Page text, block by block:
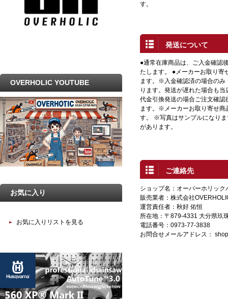
す。
発送について
●通常在庫商品は、ご入金確認
たします。 ●メーカーお取り寄
ます。※入金確認済の場合の
ります。発送が遅れた場合も
代金引換発送の場合ご注文確
ます。※メーカーお取り寄せ商
す。 ※写真はサンプルになり
があります。
ご連絡先
ショップ名：オーバーホリック
販売業者：株式会社
運営責任者：秋好 佑恒
所在地：〒879-4331 大分県玖
電話番号：0973-77-3838
お問合せメールアドレス：
OVERHOLIC YOUTUBE
お気に入り
お気に入りリストを見る